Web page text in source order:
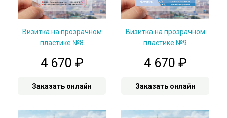
Визитка на прозрачном
пластике №8
4 670 ₽
Заказать онлайн
Визитка на прозрачном
пластике №9
4 670 ₽
Заказать онлайн